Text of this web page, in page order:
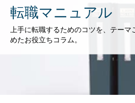
転職マニュアル
上手に転職するためのコツを、テーマ
めたお役立ちコラム。